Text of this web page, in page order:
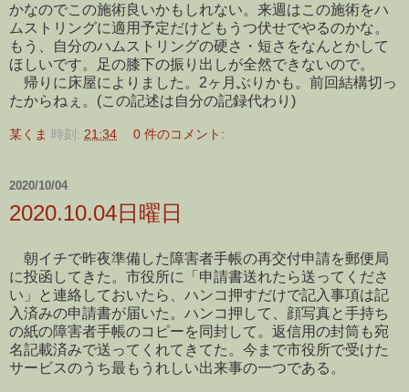
かなのでこの施術良いかもしれない。来週はこの施術をハ
ムストリングに適用予定だけどもうつ伏せでやるのかな。
もう、自分のハムストリングの硬さ・短さをなんとかして
ほしいです。足の膝下の振り出しが全然できないので。
帰りに床屋によりました。2ヶ月ぶりかも。前回結構切っ
たからねぇ。(この記述は自分の記録代わり)
某くま 時刻: 21:34 0 件のコメント:
2020/10/04
2020.10.04日曜日
朝イチで昨夜準備した障害者手帳の再交付申請を郵便局
に投函してきた。市役所に「申請書送れたら送ってくださ
い」と連絡しておいたら、ハンコ押すだけで記入事項は記
入済みの申請書が届いた。ハンコ押して、顔写真と手持ち
の紙の障害者手帳のコピーを同封して。返信用の封筒も宛
名記載済みで送ってくれてきてた。今まで市役所で受けた
サービスのうち最もうれしい出来事の一つである。